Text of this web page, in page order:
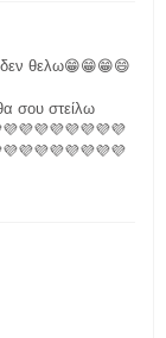
δεν θελω😁😁😁😄
σου στείλω